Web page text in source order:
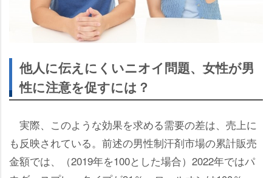
他人に伝えにくいニオイ問題、女性が男
性に注意を促すには？
実際、このような効果を求める需要の差は、売上に
も反映されている。前述の男性制汗剤市場の累計販売
金額では、（2019年を100とした場合）2022年ではパ